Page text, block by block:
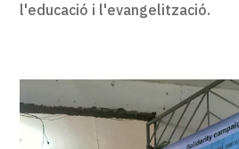
l'educació i l'evangelització.